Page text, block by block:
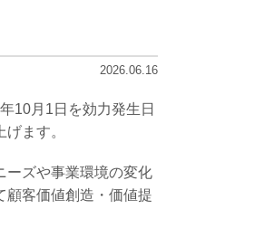
2026.06.16
10月1日を効力発生日
ます。
ーズや事業環境の変化
顧客価値創造・価値提